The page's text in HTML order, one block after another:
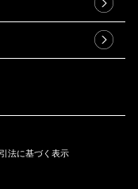
法に基づく表示